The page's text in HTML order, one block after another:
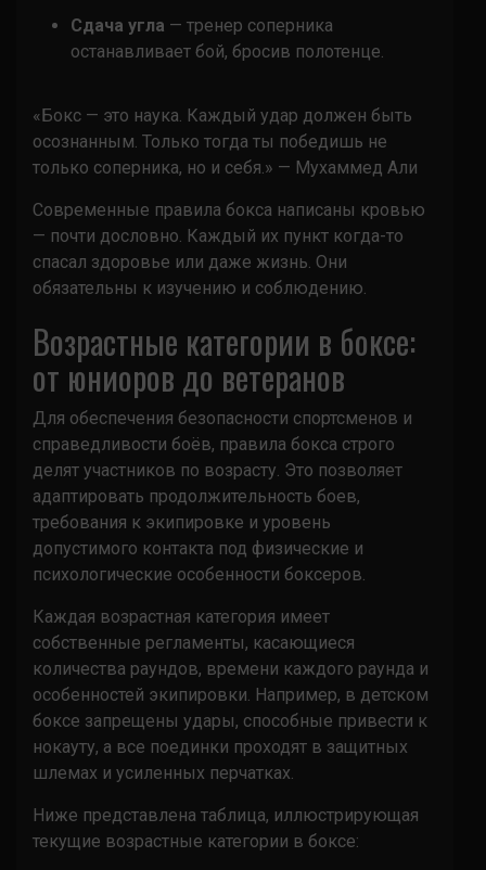
Сдача угла — тренер соперника
останавливает бой, бросив полотенце.
«Бокс — это наука. Каждый удар должен быть
осознанным. Только тогда ты победишь не
только соперника, но и себя.» — Мухаммед Али
Современные правила бокса написаны кровью
— почти дословно. Каждый их пункт когда-то
спасал здоровье или даже жизнь. Они
обязательны к изучению и соблюдению.
Возрастные категории в боксе:
от юниоров до ветеранов
Для обеспечения безопасности спортсменов и
справедливости боёв, правила бокса строго
делят участников по возрасту. Это позволяет
адаптировать продолжительность боев,
требования к экипировке и уровень
допустимого контакта под физические и
психологические особенности боксеров.
Каждая возрастная категория имеет
собственные регламенты, касающиеся
количества раундов, времени каждого раунда и
особенностей экипировки. Например, в детском
боксе запрещены удары, способные привести к
нокауту, а все поединки проходят в защитных
шлемах и усиленных перчатках.
Ниже представлена таблица, иллюстрирующая
текущие возрастные категории в боксе: